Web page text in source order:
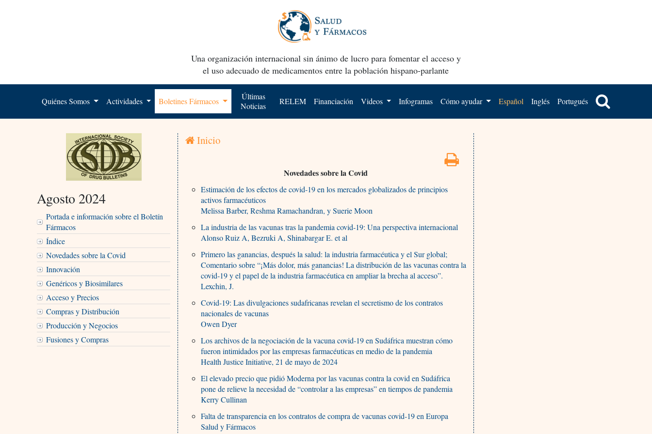
Una organización internacional sin ánimo de lucro para fomentar el acceso y
el uso adecuado de medicamentos entre la población hispano-parlante
Quiénes Somos Actividades Boletines Fármacos
Últimas
Noticias
RELEM Financiación Videos Infogramas Cómo ayudar Español Inglés Portugués
Agosto 2024
Portada e información sobre el Boletín
Fármacos
Índice
Novedades sobre la Covid
Innovación
Genéricos y Biosimilares
Acceso y Precios
Compras y Distribución
Producción y Negocios
Fusiones y Compras
Inicio
Novedades sobre la Covid
Estimación de los efectos de covid-19 en los mercados globalizados de principios
activos farmacéuticos
Melissa Barber, Reshma Ramachandran, y Suerie Moon
La industria de las vacunas tras la pandemia covid-19: Una perspectiva internacional
Alonso Ruiz A, Bezruki A, Shinabargar E. et al
Primero las ganancias, después la salud: la industria farmacéutica y el Sur global;
Comentario sobre “¡Más dolor, más ganancias! La distribución de las vacunas contra la
covid-19 y el papel de la industria farmacéutica en ampliar la brecha al acceso”.
Lexchin, J.
Covid-19: Las divulgaciones sudafricanas revelan el secretismo de los contratos
nacionales de vacunas
Owen Dyer
Los archivos de la negociación de la vacuna covid-19 en Sudáfrica muestran cómo
fueron intimidados por las empresas farmacéuticas en medio de la pandemia
Health Justice Initiative, 21 de mayo de 2024
El elevado precio que pidió Moderna por las vacunas contra la covid en Sudáfrica
pone de relieve la necesidad de “controlar a las empresas” en tiempos de pandemia
Kerry Cullinan
Falta de transparencia en los contratos de compra de vacunas covid-19 en Europa
Salud y Fármacos